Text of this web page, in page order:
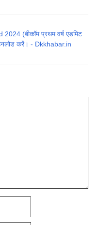
(बीकॉम प्रथम वर्ष एडमिट
करें। - Dkkhabar.in